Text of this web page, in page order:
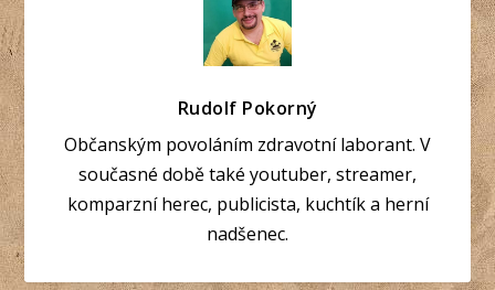
Rudolf Pokorný
Občanským povoláním zdravotní laborant. V
současné době také youtuber, streamer,
komparzní herec, publicista, kuchtík a herní
nadšenec.